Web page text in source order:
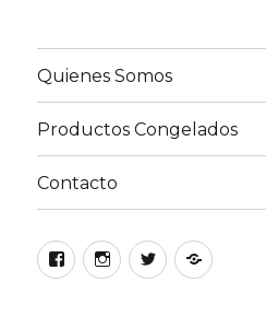
Quienes Somos
Productos Congelados
Contacto
FacebookInstagram
TwitterGoogle